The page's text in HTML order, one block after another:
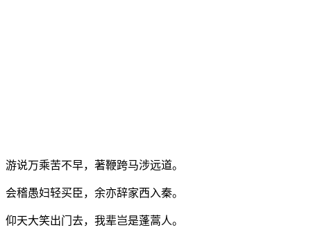
游说万乘苦不早，著鞭跨马涉远道。
会稽愚妇轻买臣，余亦辞家西入秦。
仰天大笑出门去，我辈岂是蓬蒿人。